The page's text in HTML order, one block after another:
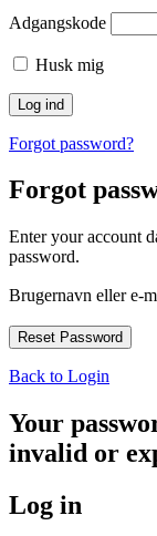
Adgangskode
Husk mig
Forgot password?
Forgot
Enter your account
password.
Brugernavn eller e-
Back to Login
Your
invalid or
Log in